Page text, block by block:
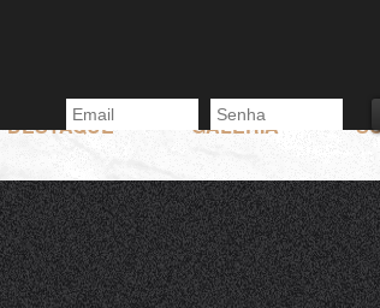
DESTAQUE GALERIA